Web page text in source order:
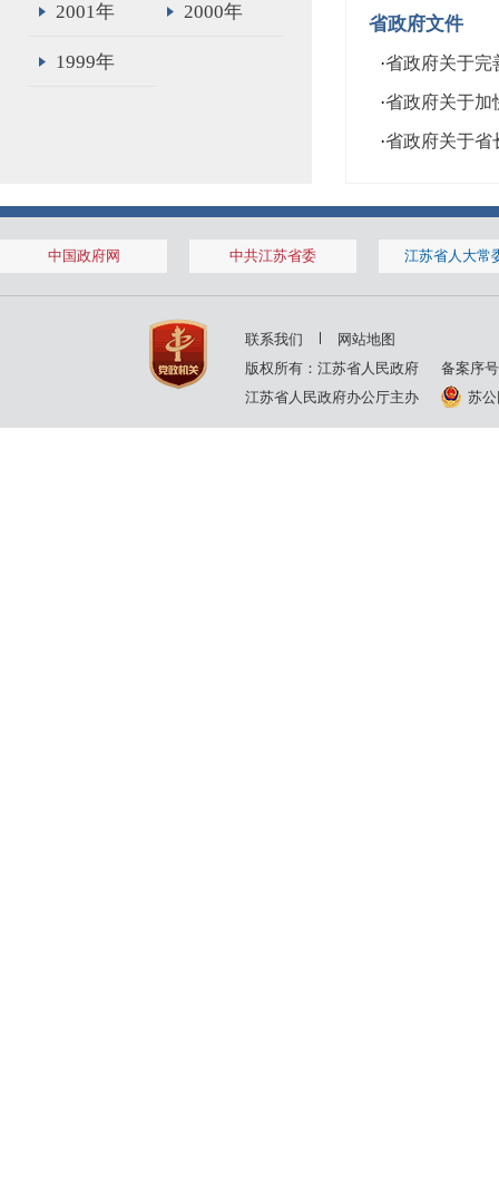
2001年 2000年
1999年
省政府文件
·省政府关于完
·省政府关于加
·省政府关于省
中国政府网 中共江苏省委 江苏省人大常
联系我们
网站地图
版权所有：江苏省人民政府
备案序
江苏省人民政府办公厅主办
苏